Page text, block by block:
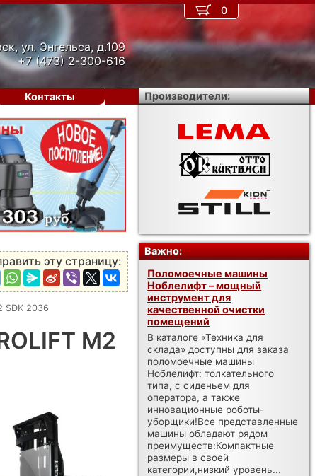
ул. Энгельса, д.109
+7 (473) 2-300-616
›
эту страницу:
SDK 2036
M2
0
Контакты Производители:
Важно:
Поломоечные машины
Ноблелифт – мощный
инструмент для
качественной очистки
помещений
В каталоге «Техника для
склада» доступны для заказа
поломоечные машины
Ноблелифт: толкательного
типа, с сиденьем для
оператора, а также
инновационные роботы-
уборщики!Все представленные
машины обладают рядом
преимуществ:Компактные
размеры в своей
категории,низкий уровень...